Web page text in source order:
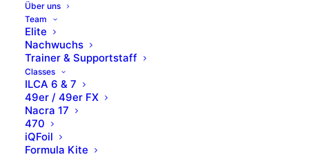
Über uns
Team
Elite
Nachwuchs
Trainer & Supportstaff
Classes
ILCA 6 & 7
49er / 49er FX
Nacra 17
470
iQFoil
Formula Kite